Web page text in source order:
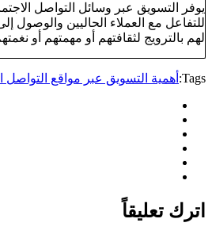
يوفر التسويق عبر وسائل التواصل
للتفاعل مع العملاء الحاليين والوصول
لهم بالترويج لثقافتهم أو مهمتهم أو
Tags: أهمية التسويق عبر مواقع التواصل
اترك تعليقاً